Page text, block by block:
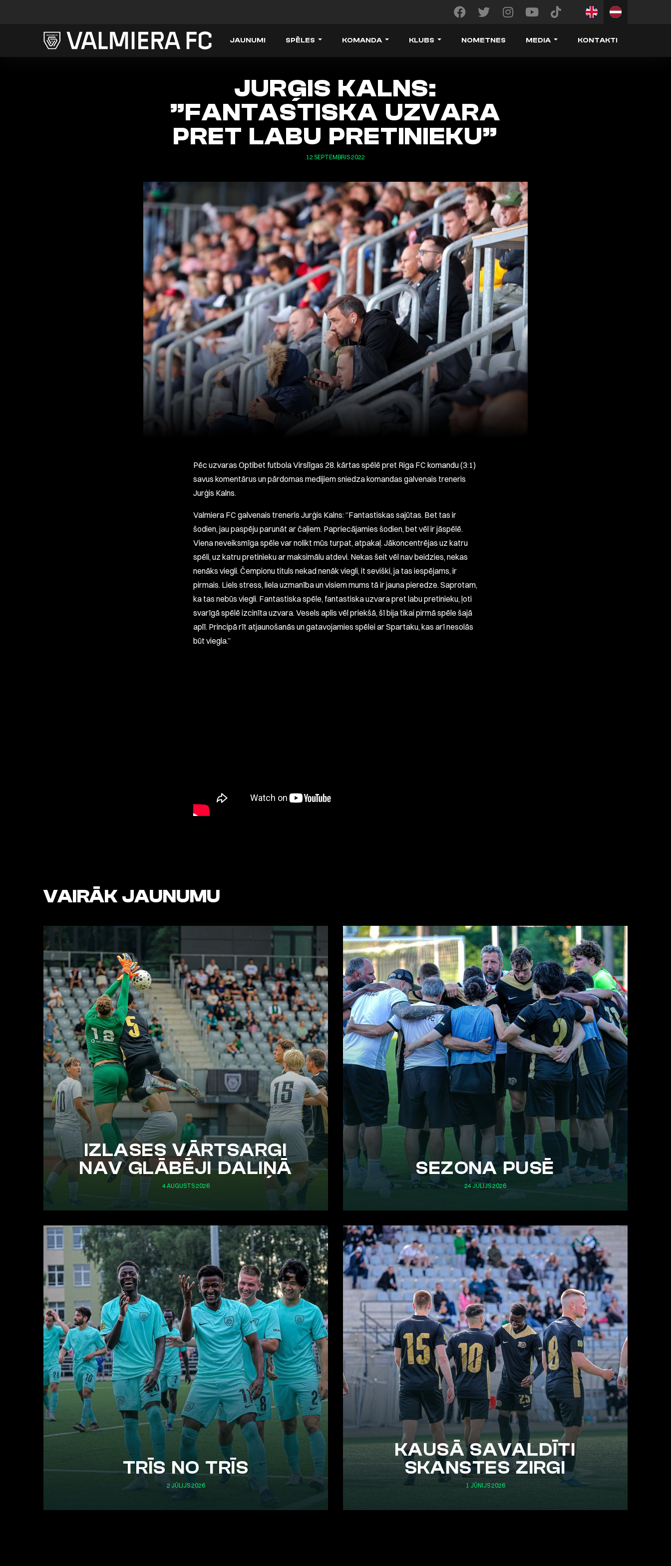
JAUNUMI SPĒLES KOMANDA KLUBS NOMETNES MEDIA KONTAKTI
JURĢIS KALNS:
”FANTASTISKA UZVARA
PRET LABU PRETINIEKU”
12 SEPTEMBRIS 2022
Pēc uzvaras Optibet futbola Virslīgas 28. kārtas spēlē pret Riga FC komandu (3:1)
savus komentārus un pārdomas medijiem sniedza komandas galvenais treneris
Jurģis Kalns.
Valmiera FC galvenais treneris Jurģis Kalns: ‘’Fantastiskas sajūtas. Bet tas ir
šodien, jau paspēju parunāt ar čaļiem. Papriecājamies šodien, bet vēl ir jāspēlē.
Viena neveiksmīga spēle var nolikt mūs turpat, atpakaļ. Jākoncentrējas uz katru
spēli, uz katru pretinieku ar maksimālu atdevi. Nekas šeit vēl nav beidzies, nekas
nenāks viegli. Čempionu tituls nekad nenāk viegli, it seviški, ja tas iespējams, ir
pirmais. Liels stress, liela uzmanība un visiem mums tā ir jauna pieredze. Saprotam,
ka tas nebūs viegli. Fantastiska spēle, fantastiska uzvara pret labu pretinieku, ļoti
svarīgā spēlē izcinīta uzvara. Vesels aplis vēl priekšā, šī bija tikai pirmā spēle šajā
aplī. Principā rīt atjaunošanās un gatavojamies spēlei ar Spartaku, kas arī nesolās
būt viegla.’’
VAIRĀK JAUNUMU
IZLASES VĀRTSARGI
NAV GLĀBĒJI DALIŅĀ
4 AUGUSTS 2026
SEZONA PUSĒ
24 JŪLIJS 2026
TRĪS NO TRĪS
2 JŪLIJS 2026
KAUSĀ SAVALDĪTI
SKANSTES ZIRGI
1 JŪNIJS 2026